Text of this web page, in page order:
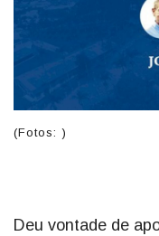
(Fotos: )
Deu vontade de